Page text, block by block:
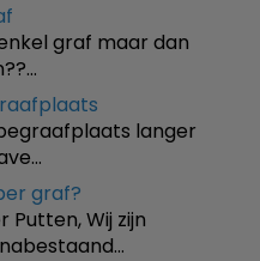
graf maar dan
langer
graf?
Wij zijn